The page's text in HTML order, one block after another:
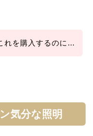
れを購入するのに…
気分な照明